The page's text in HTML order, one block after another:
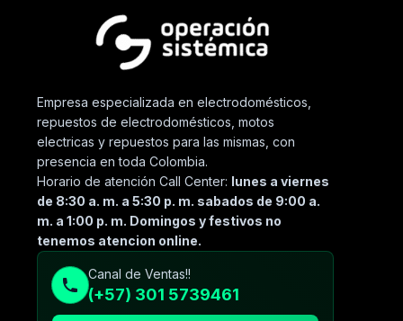
Empresa especializada en electrodomésticos,
repuestos de electrodomésticos, motos
electricas y repuestos para las mismas, con
presencia en toda Colombia.
Horario de atención Call Center: lunes a viernes
de 8:30 a. m. a 5:30 p. m. sabados de 9:00 a.
m. a 1:00 p. m. Domingos y festivos no
tenemos atencion online.
Canal de Ventas!!
(+57) 301 5739461